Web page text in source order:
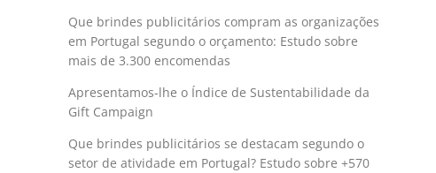
Que brindes publicitários compram as organizações
em Portugal segundo o orçamento: Estudo sobre
mais de 3.300 encomendas
Apresentamos-lhe o Índice de Sustentabilidade da
Gift Campaign
Que brindes publicitários se destacam segundo o
setor de atividade em Portugal? Estudo sobre +570